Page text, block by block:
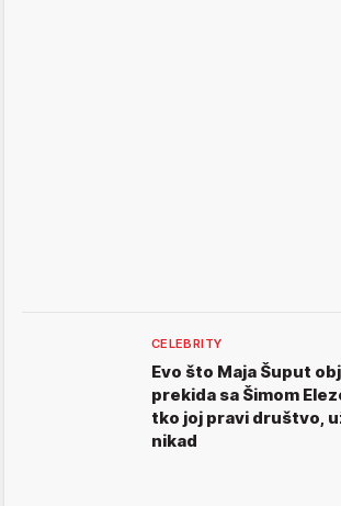
CELEBRITY
Evo što Maja Šuput
prekida sa Šimom
tko joj pravi društvo,
nikad